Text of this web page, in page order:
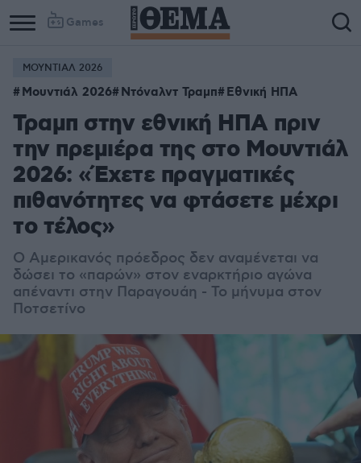
Games
ΜΟΥΝΤΙΑΛ 2026
Μουντιάλ 2026 Ντόναλντ Τραμπ Εθνική ΗΠΑ
Τραμπ στην εθνική ΗΠΑ πριν
την πρεμιέρα της στο Μουντιάλ
2026: «Έχετε πραγματικές
πιθανότητες να φτάσετε μέχρι
το τέλος»
Ο Αμερικανός πρόεδρος δεν αναμένεται να
δώσει το «παρών» στον εναρκτήριο αγώνα
απέναντι στην Παραγουάη - Το μήνυμα στον
Ποτσετίνο